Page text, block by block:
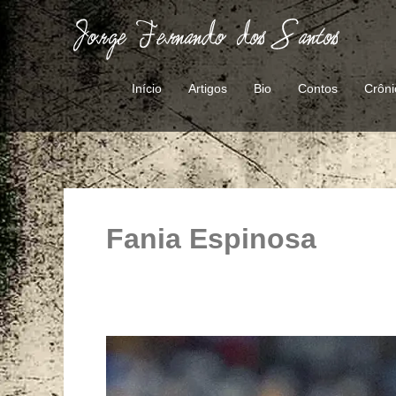
Ir
para
conteúdo
Início Artigos Bio Contos
Fania Espinosa
saga
do